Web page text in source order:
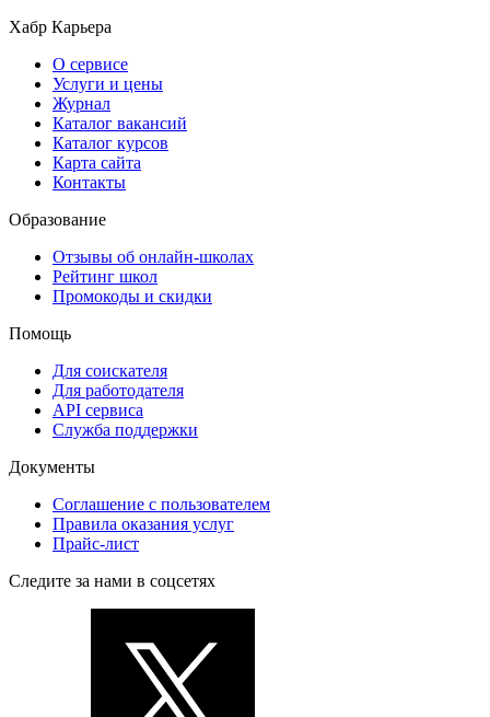
Хабр Карьера
О сервисе
Услуги и цены
Журнал
Каталог вакансий
Каталог курсов
Карта сайта
Контакты
Образование
Отзывы об онлайн-школах
Рейтинг школ
Промокоды и скидки
Помощь
Для соискателя
Для работодателя
API сервиса
Служба поддержки
Документы
Соглашение с пользователем
Правила оказания услуг
Прайс-лист
Следите за нами в соцсетях